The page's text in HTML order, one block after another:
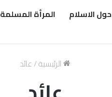
حول الاسلام المرأة المسلمة
الرئيسية/عائد